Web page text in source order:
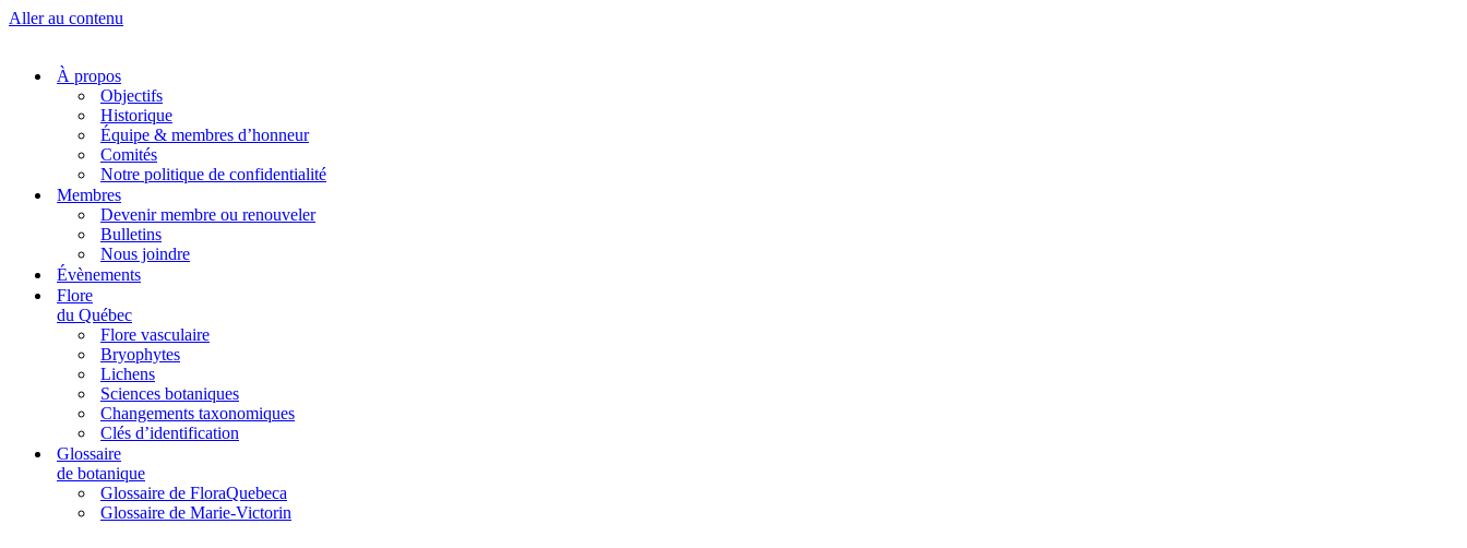
Aller au contenu
À propos
Objectifs
Historique
Équipe & membres d’honneur
Comités
Notre politique de confidentialité
Membres
Devenir membre ou renouveler
Bulletins
Nous joindre
Évènements
Flore
du Québec
Flore vasculaire
Bryophytes
Lichens
Sciences botaniques
Changements taxonomiques
Clés d’identification
Glossaire
de botanique
Glossaire de FloraQuebeca
Glossaire de Marie-Victorin